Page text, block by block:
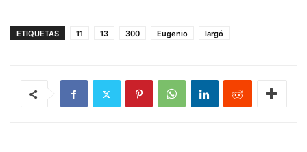
ETIQUETAS 11 13 300 Eugenio largó